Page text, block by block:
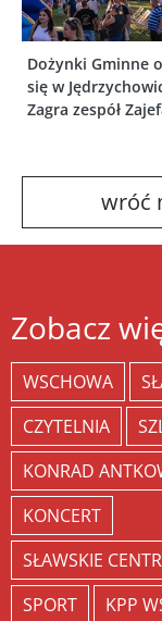
Dożynki Gminne
się w
Zagra zespół
wróć
Zobacz
WSCHOWA
CZYTELNIA
KONRAD
KONCERT
SŁAWSKIE
SPORT
KPP